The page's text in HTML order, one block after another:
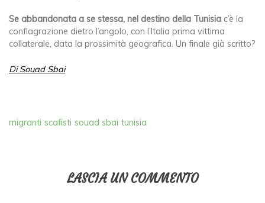
Se abbandonata a se stessa, nel destino della Tunisia c’è la
conflagrazione dietro l’angolo, con l’Italia prima vittima
collaterale, data la prossimità geografica. Un finale già scritto?
Di Souad Sbai
migranti scafisti souad sbai tunisia
LASCIA UN COMMENTO